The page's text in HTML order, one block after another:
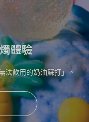
體驗
法飲用的奶油蘇打」。